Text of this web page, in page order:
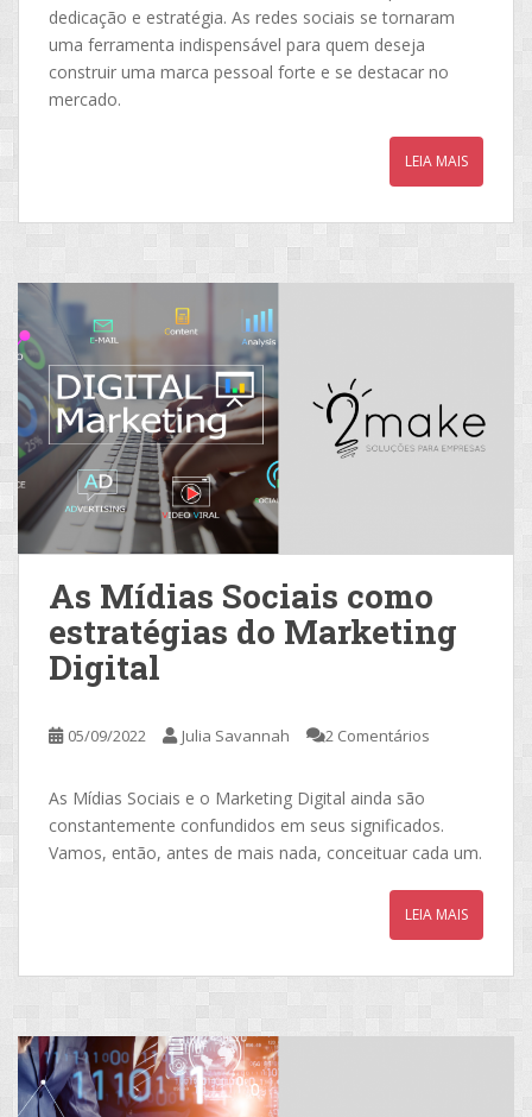
dedicação e estratégia. As redes sociais se tornaram
uma ferramenta indispensável para quem deseja
construir uma marca pessoal forte e se destacar no
mercado.
LEIA MAIS
As Mídias Sociais como
estratégias do Marketing
Digital
05/09/2022 Julia Savannah 2 Comentários
As Mídias Sociais e o Marketing Digital ainda são
constantemente confundidos em seus significados.
Vamos, então, antes de mais nada, conceituar cada um.
LEIA MAIS